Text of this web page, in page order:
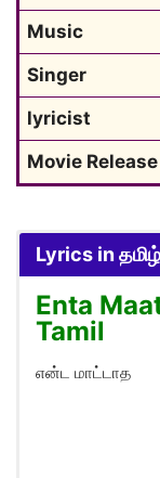
Music
Singer
lyricist
Movie
Lyrics in தமிழ்
Enta
Tamil
என்ட மாட்டாத